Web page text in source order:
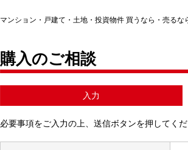
マンション・戸建て・土地・投資物件 買うなら・売るな
購入のご相談
入力
必要事項をご入力の上、送信ボタンを押してくだ